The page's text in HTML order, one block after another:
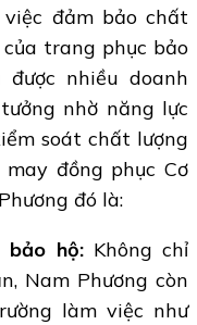
đảm bảo chất
trang phục bảo
được nhiều doanh
nhờ năng lực
soát chất lượng
đồng phục Cơ
đó là:
bảo hộ:Không chỉ
Nam Phương còn
làm việc như